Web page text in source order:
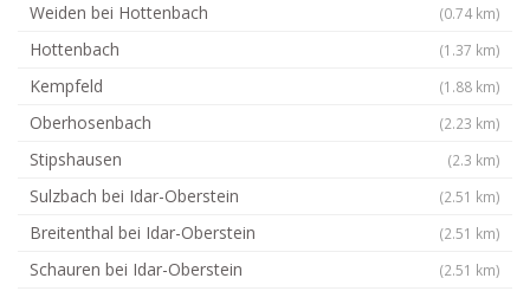
Weiden bei Hottenbach (0.74 km)
Hottenbach (1.37 km)
Kempfeld (1.88 km)
Oberhosenbach (2.23 km)
Stipshausen (2.3 km)
Sulzbach bei Idar-Oberstein (2.51 km)
Breitenthal bei Idar-Oberstein (2.51 km)
Schauren bei Idar-Oberstein (2.51 km)